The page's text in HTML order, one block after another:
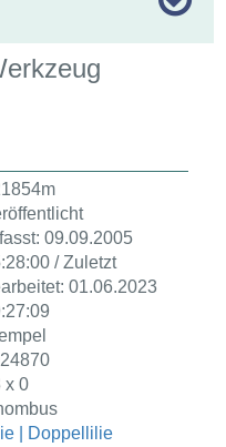
09.09.2005
/ Zuletzt
01.06.2023
x 0
| Doppellilie